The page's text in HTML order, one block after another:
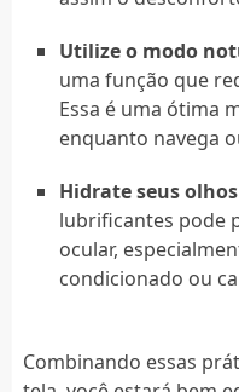
Utilize o modo
uma função que
Essa é uma ótima
enquanto navega
Hidrate seus olhos
lubrificantes pode
ocular,
condicionado ou
Combinando essas